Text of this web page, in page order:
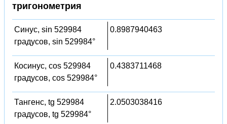
тригонометрия
Синус, sin 529984
градусов, sin 529984°
0.8987940463
Косинус, cos 529984
градусов, cos 529984°
0.4383711468
Тангенс, tg 529984
градусов, tg 529984°
2.0503038416